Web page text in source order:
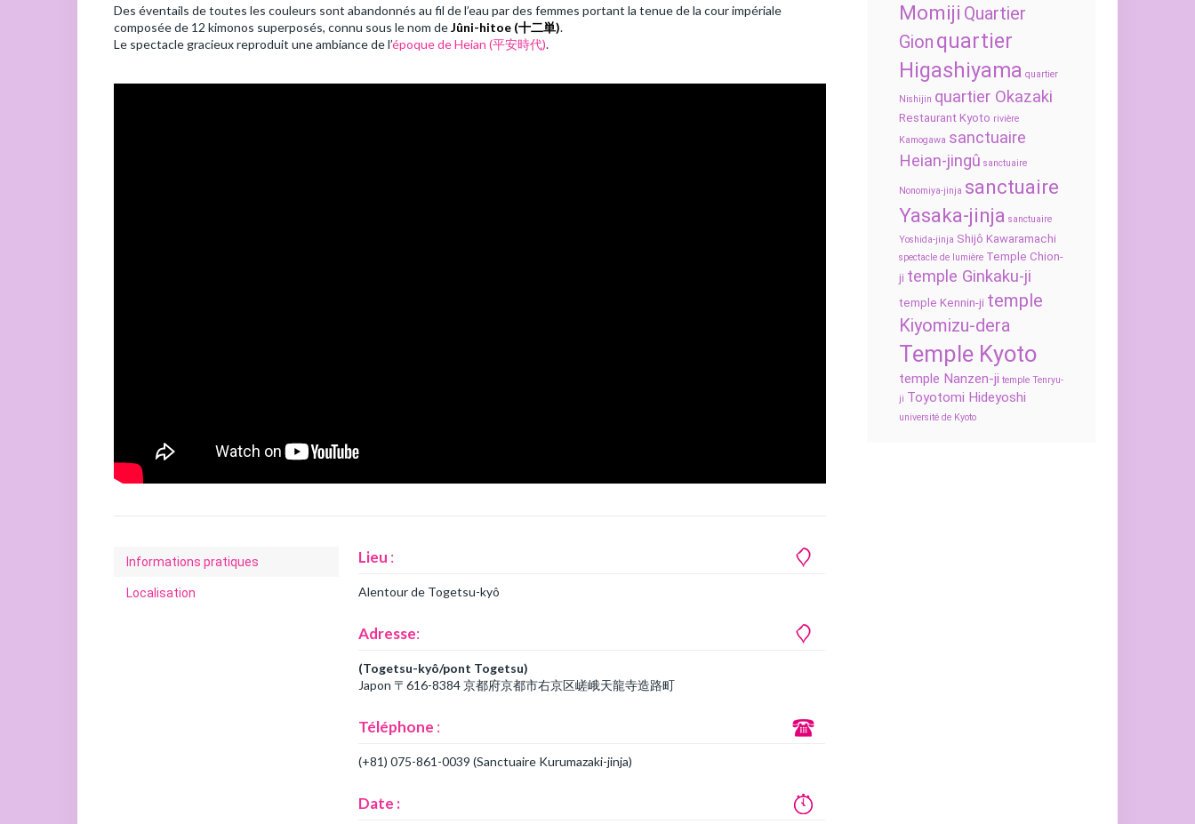
Momiji Quartier
Gion quartier
Higashiyama quartier
Nishijin quartier Okazaki
Restaurant Kyoto rivière
Kamogawa sanctuaire
Heian-jingû sanctuaire
Nonomiya-jinja sanctuaire
Yasaka-jinja sanctuaire
Yoshida-jinja Shijô Kawaramachi
spectacle de lumière Temple Chion-
ji temple Ginkaku-ji
temple Kennin-ji temple
Kiyomizu-dera
Temple Kyoto
temple Nanzen-ji temple Tenryu-
ji Toyotomi Hideyoshi
université de Kyoto
Des éventails de toutes les couleurs sont abandonnés au fil de l’eau par des femmes portant la tenue de la cour impériale
composée de 12 kimonos superposés, connu sous le nom deJûni-hitoe (十二単).
Le spectacle gracieux reproduit une ambiance de l’époque de Heian (平安時代).
Informations pratiques
Localisation
Lieu :
Alentour de Togetsu-kyô
Adresse:
(Togetsu-kyô/pont Togetsu)
Japon 〒616-8384 京都府京都市右京区嵯峨天龍寺造路町‎
Téléphone :
(+81) 075-861-0039 (Sanctuaire Kurumazaki-jinja)
Date :